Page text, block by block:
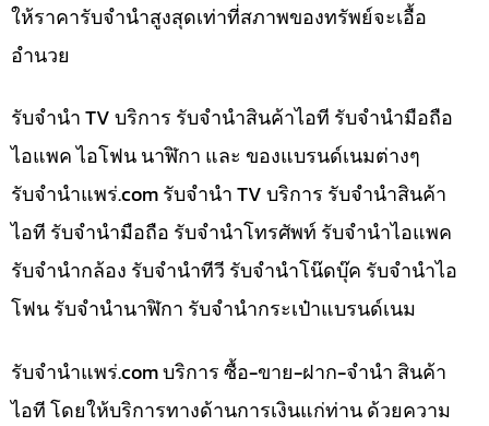
ให้ราคารับจำนำสูงสุดเท่าที่สภาพของทรัพย์จะเอื้อ
อำนวย
รับจำนำ TV บริการ รับจำนำสินค้าไอที รับจำนำมือถือ
ไอแพค ไอโฟน นาฬิกา และ ของแบรนด์เนมต่างๆ
รับจํานําแพร่.com รับจำนำ TV บริการ รับจำนำสินค้า
ไอที รับจำนำมือถือ รับจำนำโทรศัพท์ รับจำนำไอแพค
รับจำนำกล้อง รับจำนำทีวี รับจำนำโน๊ดบุ๊ค รับจำนำไอ
โฟน รับจำนำนาฬิกา รับจำนำกระเป๋าแบรนด์เนม
รับจํานําแพร่.com บริการ ซื้อ-ขาย-ฝาก-จำนำ สินค้า
ไอที โดยให้บริการทางด้านการเงินแก่ท่าน ด้วยความ